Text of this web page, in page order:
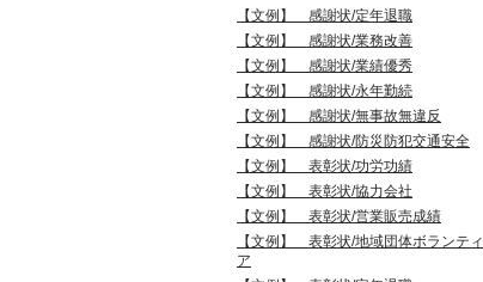
【文例】 感謝状/定年退職
【文例】 感謝状/業務改善
【文例】 感謝状/業績優秀
【文例】 感謝状/永年勤続
【文例】 感謝状/無事故無違反
【文例】 感謝状/防災防犯交通安全
【文例】 表彰状/功労功績
【文例】 表彰状/協力会社
【文例】 表彰状/営業販売成績
【文例】 表彰状/地域団体ボランティ
ア